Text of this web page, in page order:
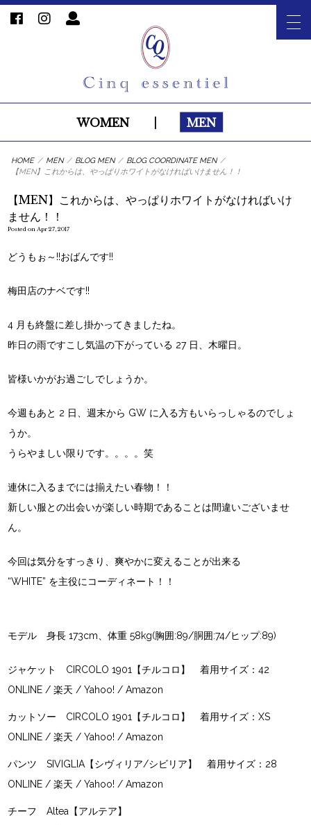
WOMEN MEN
HOME / MEN / BLOG MEN / BLOG COORDINATE MEN /
【MEN】これからは、やっぱりホワイトがなければいけません！！
【MEN】これからは、やっぱりホワイトがなければいけ
ません！！
Posted on Apr 27, 2017
どうもぉ～!!おばんです!!
梅田店のナベです!!
4 月も終盤に差し掛かってきましたね。
昨日の雨ですこし気温の下がっている 27 日、木曜日。
皆様いかがお過ごしでしょうか。
今週もあと 2 日、週末から GW に入る方もいらっしゃるのでしょ
うか。
うらやましい限りです。。。。笑
連休に入るまでには揃えたい春物！！
新しい服との出会いが楽しい時期であることは間違いございませ
ん。
今回は気分をすっきり、爽やかに変えることが出来る
“WHITE” を主役にコーディネート！！
モデル 身長 173cm、体重 58kg(胸囲:89/胴囲:74/ヒップ:89)
ジャケット CIRCOLO 1901【チルコロ】
着用サイズ：42
ONLINE /楽天 /Yahoo! /Amazon
カットソー CIRCOLO 1901【チルコロ】
着用サイズ：XS
ONLINE /楽天 /Yahoo! /Amazon
パンツSIVIGLIA【シヴィリア/シビリア】
着用サイズ：28
ONLINE /楽天 /Yahoo! /Amazon
チーフAltea【アルテア】